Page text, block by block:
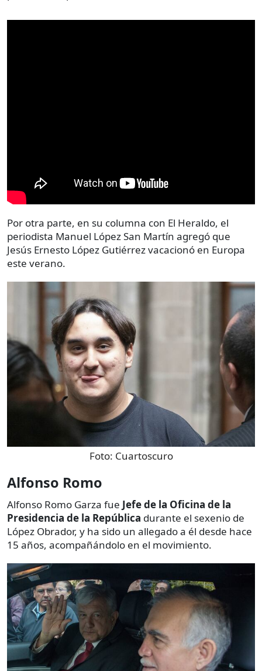
Por otra parte, en su columna con El Heraldo, el
periodista Manuel López San Martín agregó que
Jesús Ernesto López Gutiérrez vacacionó en Europa
este verano.
Foto: Cuartoscuro
Alfonso Romo
Alfonso Romo Garza fue Jefe de la Oficina de la
Presidencia de la República durante el sexenio de
López Obrador, y ha sido un allegado a él desde hace
15 años, acompañándolo en el movimiento.